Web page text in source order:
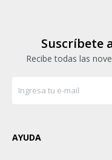
Suscríbete
Recibe todas las
AYUDA